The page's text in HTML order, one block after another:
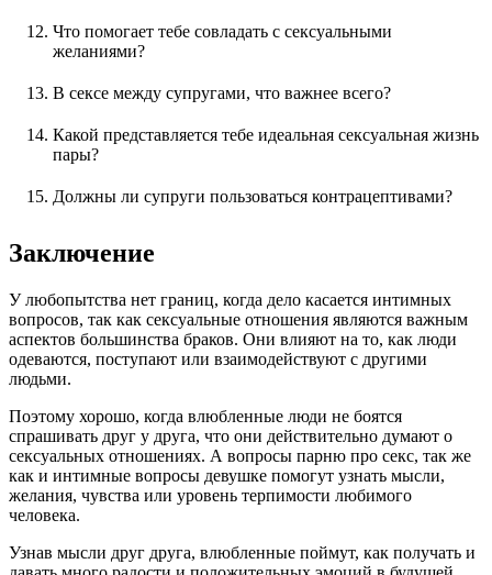
Что помогает тебе совладать с сексуальными
желаниями?
В сексе между супругами, что важнее всего?
Какой представляется тебе идеальная сексуальная жизнь
пары?
Должны ли супруги пользоваться контрацептивами?
Заключение
У любопытства нет границ, когда дело касается интимных
вопросов, так как сексуальные отношения являются важным
аспектов большинства браков. Они влияют на то, как люди
одеваются, поступают или взаимодействуют с другими
людьми.
Поэтому хорошо, когда влюбленные люди не боятся
спрашивать друг у друга, что они действительно думают о
сексуальных отношениях. А вопросы парню про секс, так же
как и интимные вопросы девушке помогут узнать мысли,
желания, чувства или уровень терпимости любимого
человека.
Узнав мысли друг друга, влюбленные поймут, как получать и